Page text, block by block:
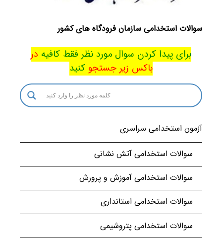
سوالات استخدامی سازمان فرودگاه های کشور
برای پیدا کردن سوال مورد نظر فقط کافیه در
باکس زیر جستجو کنید
آزمون استخدامی سراسری
سوالات استخدامی آتش نشانی
سوالات استخدامی آموزش و پرورش
سوالات استخدامی استانداری
سوالات استخدامی پتروشیمی